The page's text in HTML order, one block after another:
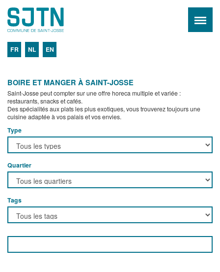
FR NL EN
BOIRE ET MANGER À SAINT-JOSSE
Saint-Josse peut compter sur une offre horeca multiple et variée :
restaurants, snacks et cafés.
Des spécialités aux plats les plus exotiques, vous trouverez toujours une
cuisine adaptée à vos palais et vos envies.
Type
Quartier
Tags